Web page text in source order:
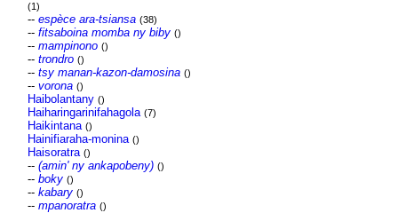
(1)
-- espèce ara-tsiansa (38)
-- fitsaboina momba ny biby ()
-- mampinono ()
-- trondro ()
-- tsy manan-kazon-damosina ()
-- vorona ()
Haibolantany ()
Haiharingarinifahagola (7)
Haikintana ()
Hainifiaraha-monina ()
Haisoratra ()
-- (amin' ny ankapobeny) ()
-- boky ()
-- kabary ()
-- mpanoratra ()